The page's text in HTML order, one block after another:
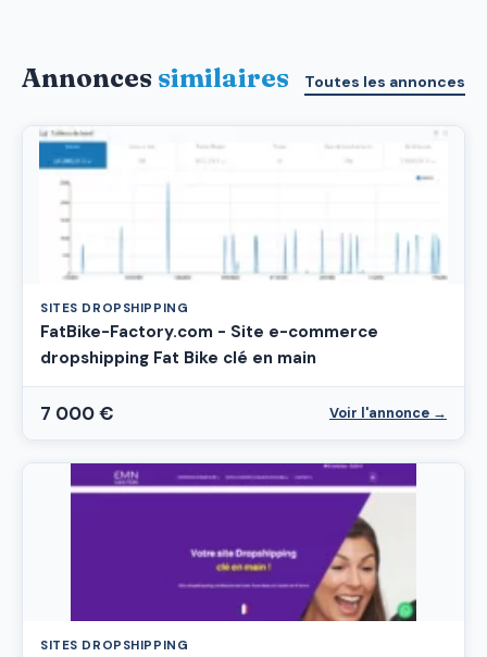
Annonces similaires Toutes les annonces
SITES DROPSHIPPING
FatBike-Factory.com - Site e-commerce
dropshipping Fat Bike clé en main
7 000 € Voir l'annonce →
SITES DROPSHIPPING